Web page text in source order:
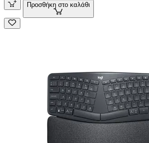
Προσθήκη στο καλάθι